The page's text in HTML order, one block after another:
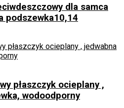
dla samca
podszewka10,14
płaszczyk ocieplany ,
wodoodporny